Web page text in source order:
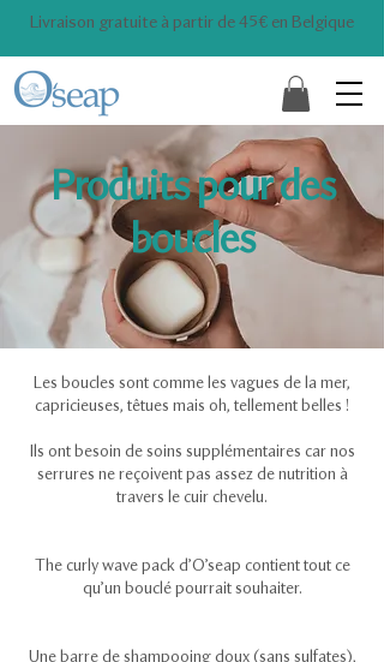
Livraison gratuite à partir de 45€ en Belgique
Produits pour des
boucles
Les boucles sont comme les vagues de la mer,
capricieuses, têtues mais oh, tellement belles !
Ils ont besoin de soins supplémentaires car nos
serrures ne reçoivent pas assez de nutrition à
travers le cuir chevelu.
The curly wave pack d’O’seap contient tout ce
qu’un bouclé pourrait souhaiter.
Une barre de shampooing doux (sans sulfates),